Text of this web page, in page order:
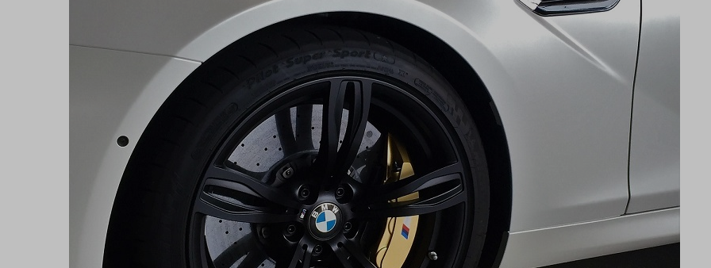
typů cookies, klikněte na tlačítko „Povolit pouze nutné cookies“, a
budeme využívat pouze tzv. nutné nebo funkční cookies, jejichž
použití je nezbytné pro chod této webové stránky. Nastavení
můžete kdykoliv upravit na podstránce "Změnit nastavení
zápatí našich internetových stránek. Další informace naleznete v
našich
Zásadách ochrany osobních údajů
Zásadách používání
souborů cookie
SOUBORY CÍLENÍ FUNKČNÍ SOUBORY
NEZAŘAZENÉ SOUBORY
Nezbytně nutné soubory Výkonové soubory Soubory cílení
Nezařazené soubory
Nezbytně nutné soubory cookies zprostředkovávají základní funkčnost stránky, web bez nich
fungovat. Tyto cookies můžeme využívat i bez Vašeho souhlasu.
Název Popis
affiliate
.povinne-
ruceni.com
Tento soubor cookie používáme pro
správnou funkčnost CRM a